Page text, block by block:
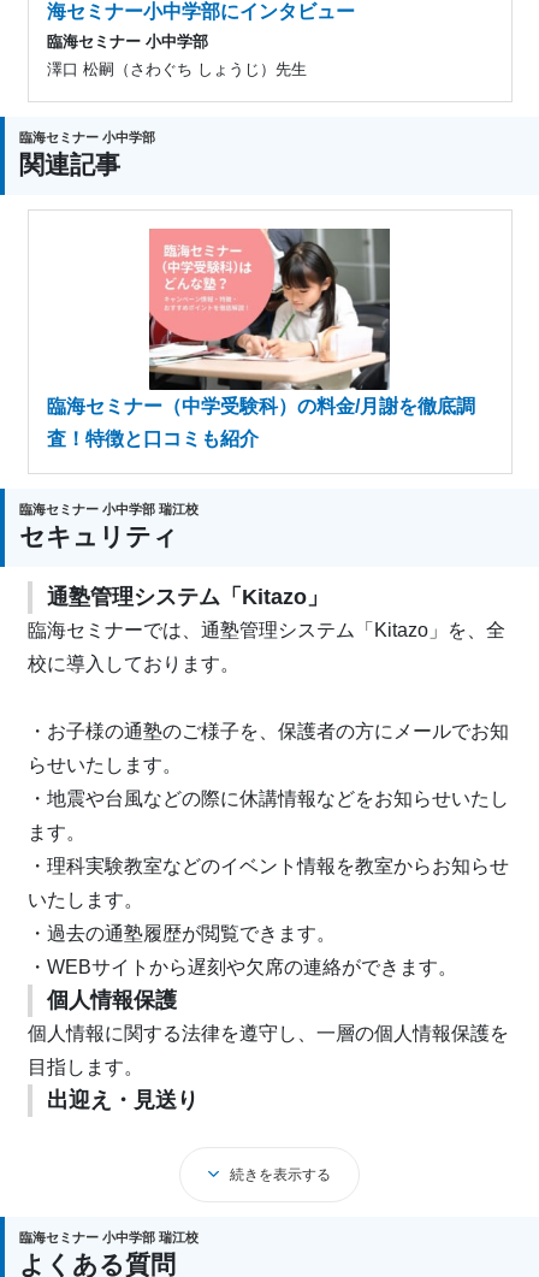
海セミナー小中学部にインタビュー
臨海セミナー 小中学部
澤口 松嗣（さわぐち しょうじ）先生
臨海セミナー 小中学部
関連記事
臨海セミナー（中学受験科）の料金/月謝を徹底調
査！特徴と口コミも紹介
臨海セミナー 小中学部 瑞江校
セキュリティ
通塾管理システム「Kitazo」
臨海セミナーでは、通塾管理システム「Kitazo」を、全
校に導入しております。
・お子様の通塾のご様子を、保護者の方にメールでお知
らせいたします。
・地震や台風などの際に休講情報などをお知らせいたし
ます。
・理科実験教室などのイベント情報を教室からお知らせ
いたします。
・過去の通塾履歴が閲覧できます。
・WEBサイトから遅刻や欠席の連絡ができます。
個人情報保護
個人情報に関する法律を遵守し、一層の個人情報保護を
目指します。
出迎え・見送り
を行わせて頂き「こんにちは」「さようなら」と生徒一
ために備えています。
巡回講師によるチェック体制
続きを表示する
臨海セミナー 小中学部 瑞江校
よくある質問